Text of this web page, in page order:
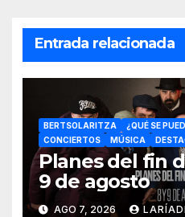
Entrada relacionada
BERTSOLARITZA ¿QUÉ SE
CONCIERTOS
MÚSICA
Planes del fin
9 de agosto
AGO 7, 2026